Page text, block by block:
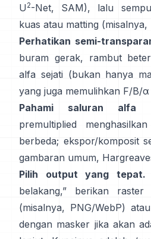
U2-Net, SAM), lalu
kuas atau matting (misalnya,
Perhatikan semi-
buram gerak, rambut
alfa sejati (bukan hanya
yang juga memulihkan F/B/α
Pahami saluran alfa
premultiplied
berbeda; ekspor/komposit
gambaran umum,
Pilih output yang tepat.
belakang,” berikan
(misalnya, PNG/WebP)
dengan masker jika akan